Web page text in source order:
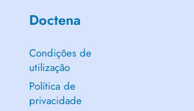
Doctena
Condições de
utilização
Política de
privacidade